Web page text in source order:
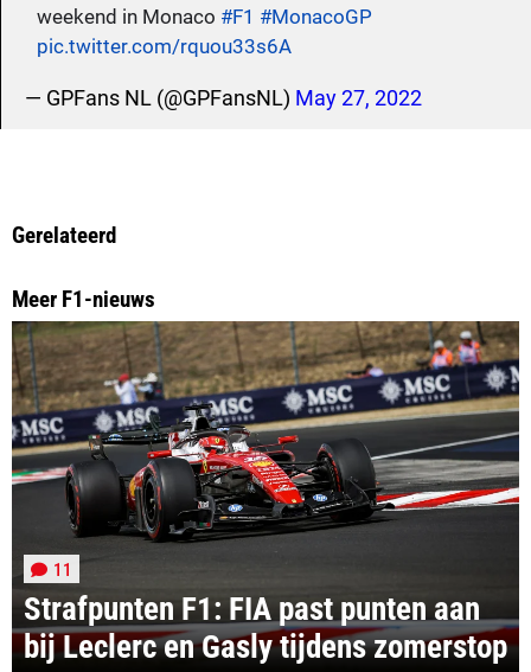
weekend in Monaco #F1 #MonacoGP
pic.twitter.com/rquou33s6A
— GPFans NL (@GPFansNL) May 27, 2022
Gerelateerd
Meer F1-nieuws
Strafpunten F1: FIA past punten aan
bij Leclerc en Gasly tijdens zomerstop
11